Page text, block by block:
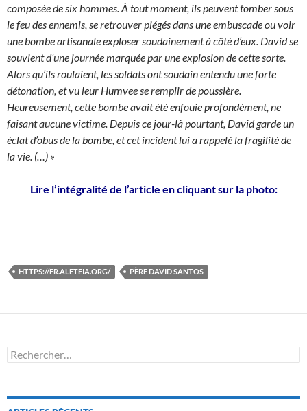
composée de six hommes. À tout moment, ils peuvent tomber sous
le feu des ennemis, se retrouver piégés dans une embuscade ou voir
une bombe artisanale exploser soudainement à côté d’eux. David se
souvient d’une journée marquée par une explosion de cette sorte.
Alors qu’ils roulaient, les soldats ont soudain entendu une forte
détonation, et vu leur Humvee se remplir de poussière.
Heureusement, cette bombe avait été enfouie profondément, ne
faisant aucune victime. Depuis ce jour-là pourtant, David garde un
éclat d’obus de la bombe, et cet incident lui a rappelé la fragilité de
la vie. (…) »
Lire l’intégralité de l’article en cliquant sur la photo:
HTTPS://FR.ALETEIA.ORG/ PÈRE DAVID SANTOS
Rechercher :